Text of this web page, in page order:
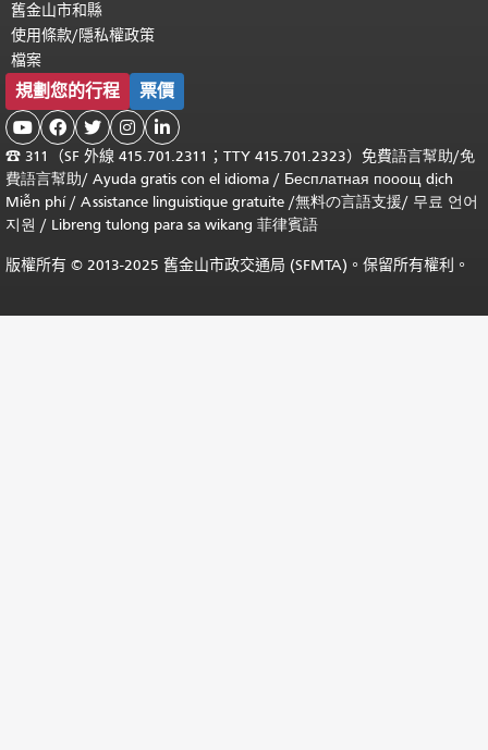
舊金山市和縣
使用條款/隱私權政策
檔案
規劃您的行程 票價
    
☎ 311（SF 外線 415.701.2311；TTY 415.701.2323）免費語言幫助/免
費語言幫助/ Ayuda gratis con el idioma / Бесплатная пооощ dịch
Miễn phí/ Assistance linguistique gratuite /無料の言語支援/ 무료 언어
지원 / Libreng tulong para sa wikang 菲律賓語
版權所有 © 2013-2025 舊金山市政交通局 (SFMTA)。保留所有權利。